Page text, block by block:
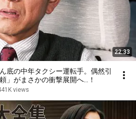
22:33
底の中年タクシー運転手。偶然引
」がまさかの衝撃展開へ…！
views